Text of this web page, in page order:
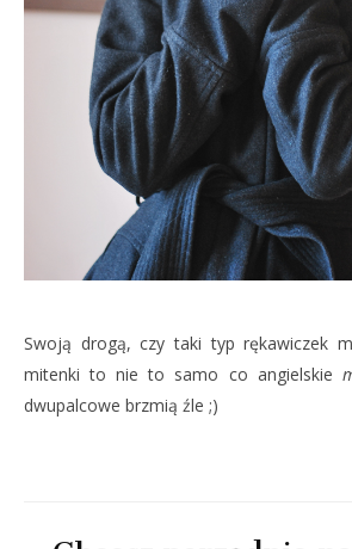
Swoją drogą, czy taki typ rękawiczek
mitenki to nie to samo co angielskie
dwupalcowe brzmią źle ;)